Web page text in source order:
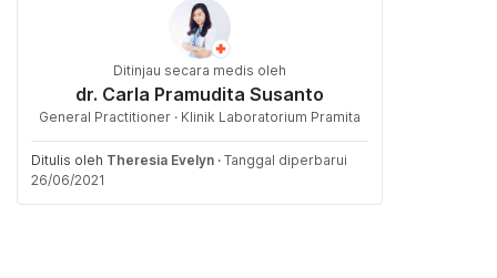
Ditinjau secara medis oleh
dr. Carla Pramudita Susanto
General Practitioner · Klinik Laboratorium Pramita
Ditulis oleh Theresia Evelyn · Tanggal diperbarui
26/06/2021